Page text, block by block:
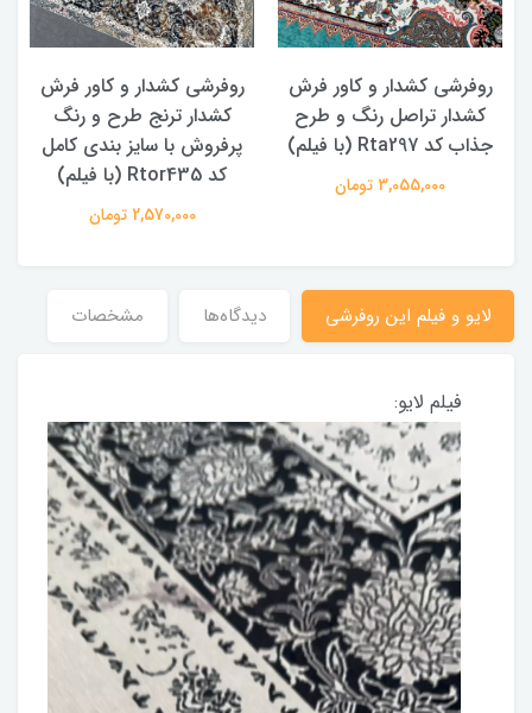
روفرشی کشدار و کاور فرش
کشدار تراصل رنگ و طرح
جذاب کد Rta297 (با فیلم)
3,055,000 تومان
روفرشی کشدار و کاور فرش
کشدار ترنج طرح و رنگ
پرفروش با سایز بندی کامل
کد Rtor435 (با فیلم)
2,570,000 تومان
لایو و فیلم این روفرشی دیدگاه‌ها مشخصات
فیلم لایو: